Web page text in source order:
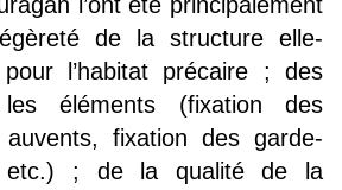
de la structure elle-
l’habitat précaire ; des
éléments (fixation des
fixation des garde-
etc.) ; de la qualité de la